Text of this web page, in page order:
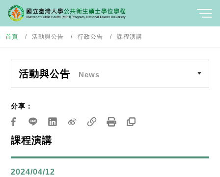
首頁 活動與公告 行政公告 課程演講
活動與公告 News
課程演講
分享：
2024/04/12